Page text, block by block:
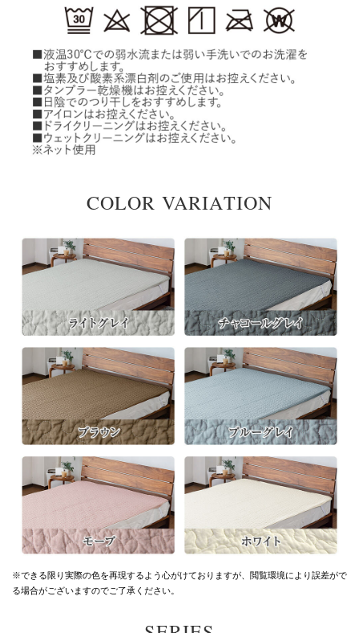
COLOR VARIATION
※できる限り実際の色を再現するよう心がけておりますが、 閲覧環境により誤差がで
る場合がございますのでご了承ください。